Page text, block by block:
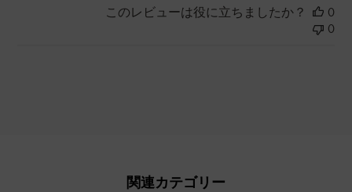
このレビューは役に立ちましたか？
0
0
関連カテゴリー